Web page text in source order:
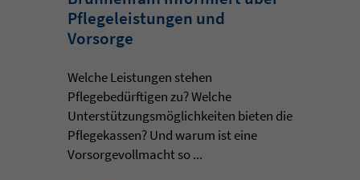
Pflegeleistungen und
Vorsorge
Welche Leistungen stehen
Pflegebedürftigen zu? Welche
Unterstützungsmöglichkeiten bieten die
Pflegekassen? Und warum ist eine
Vorsorgevollmacht so ...